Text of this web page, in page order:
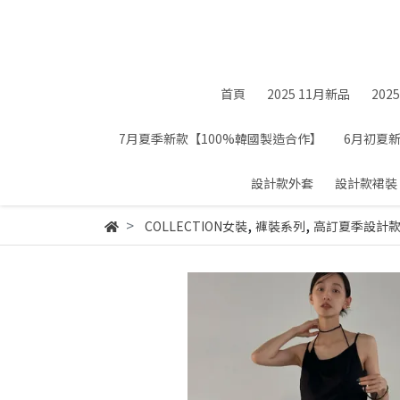
首頁 2025 11月新品
7月夏季新款【100%韓國製造合作】 6月初夏
設計款外套 設計款裙裝
COLLECTION女裝, 褲裝系列, 高訂夏季設計款